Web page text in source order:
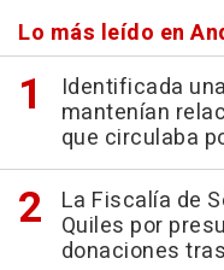
Lo más leído en
Identificada
mantenían
que circulaba
La Fiscalía de
Quiles por
donaciones